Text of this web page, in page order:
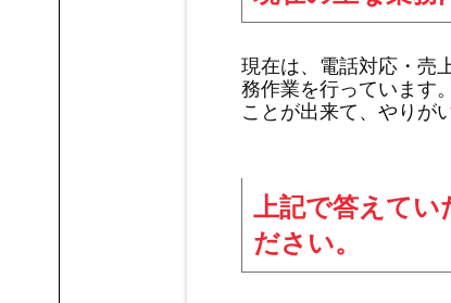
現在は、電話対応・売
務作業を行っています
ことが出来て、やりが
上記で答えてい
ださい。